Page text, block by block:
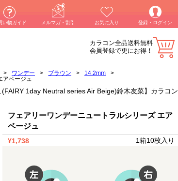
い物ガイド メルマガ・割引 お気に入り 登録・ログイン
カラコン全品送料無料
会員登録で更にお得！
> ワンデー > ブラウン > 14.2mm
>
アベージュ
1day Neutral series Air Beige)鈴木友菜】カラコン
フェアリーワンデーニュートラルシリーズ エア
ベージュ
¥1,738 1箱10枚入り